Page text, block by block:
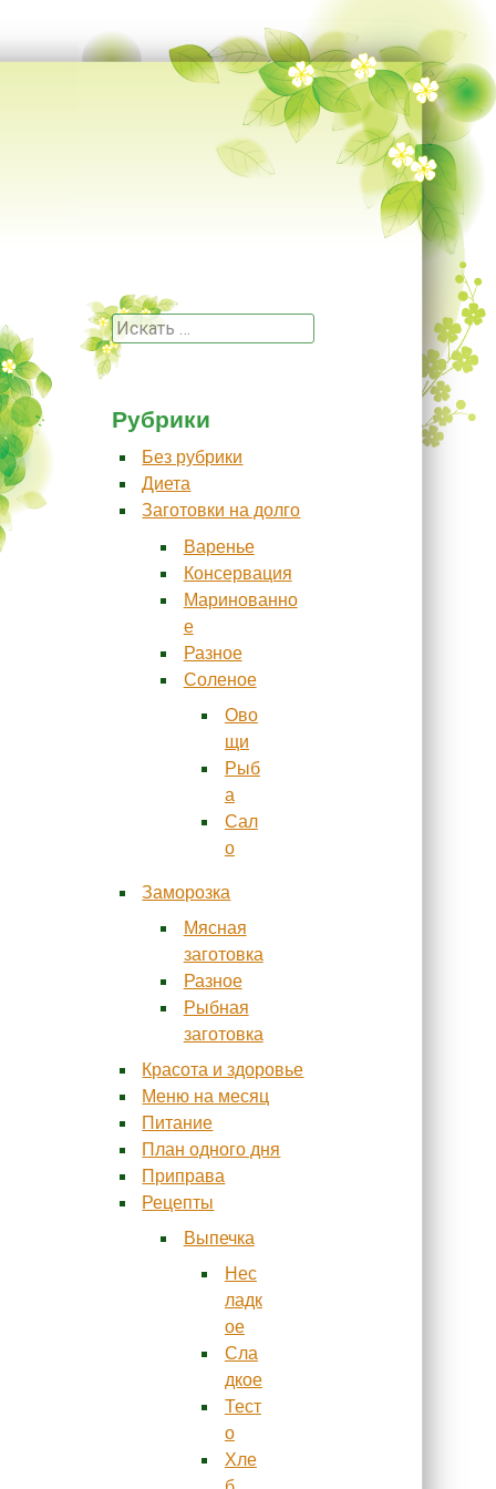
Поиск
Рубрики
Без рубрики
Диета
Заготовки на долго
Варенье
Консервация
Маринованно
е
Разное
Соленое
Ово
щи
Рыб
а
Сал
о
Заморозка
Мясная
заготовка
Разное
Рыбная
заготовка
Красота и здоровье
Меню на месяц
Питание
План одного дня
Приправа
Рецепты
Выпечка
Нес
ладк
ое
Сла
дкое
Тест
о
Хле